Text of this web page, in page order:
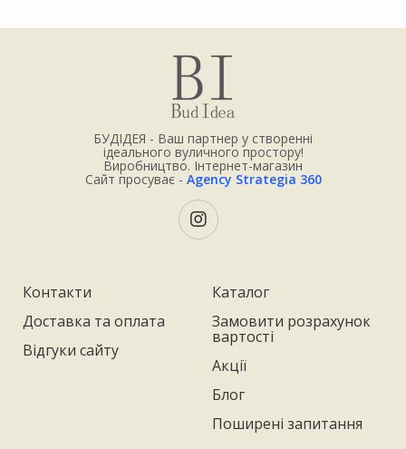
БУДІДЕЯ - Ваш партнер у створенні
ідеального вуличного простору!
Виробництво. Інтернет-магазин
Сайт просуває - Agency Strategia 360
Контакти
Доставка та оплата
Відгуки сайту
Каталог
Замовити розрахунок
вартості
Акції
Блог
Поширені запитання